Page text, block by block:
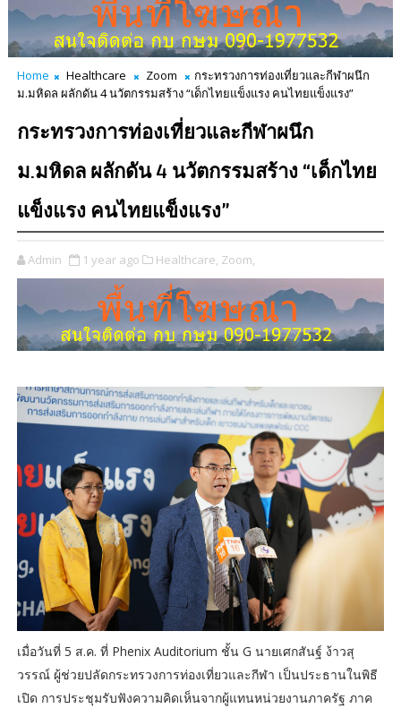
Home Healthcare Zoom
กระทรวงการท่องเที่ยวและกีฬาผนึก
ม.มหิดล ผลักดัน 4 นวัตกรรมสร้าง “เด็กไทยแข็งแรง คนไทยแข็งแรง”
กระทรวงการท่องเที่ยวและกีฬาผนึก
ม.มหิดล ผลักดัน 4 นวัตกรรมสร้าง “เด็กไทย
แข็งแรง คนไทยแข็งแรง”
Admin 1 year ago Healthcare, Zoom,
เมื่อวันที่ 5 ส.ค. ที่ Phenix Auditorium ชั้น G นายเศกสันฐ์ ง้าวสุ
วรรณ์ ผู้ช่วยปลัดกระทรวงการท่องเที่ยวและกีฬา เป็นประธานในพิธี
เปิด ​การประชุมรับฟังความคิดเห็นจากผู้แทนหน่วยงานภาครัฐ ภาค